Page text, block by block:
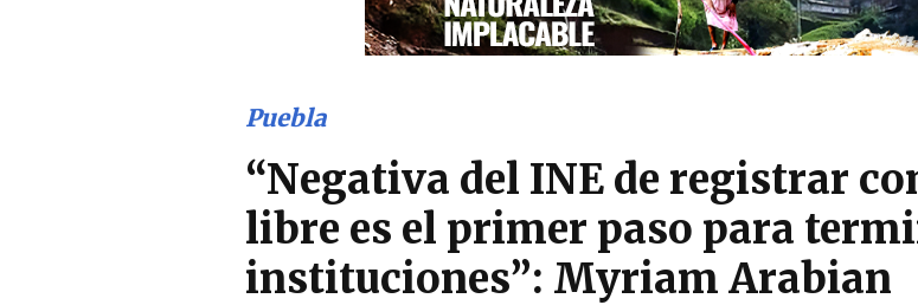
Puebla
“Negativa del INE de registrar
libre es el primer paso para
instituciones”: Myriam Arabian